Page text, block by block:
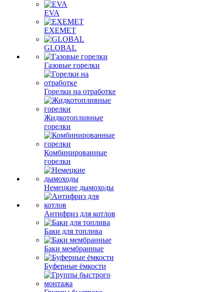
EVA
EXEMET
GLOBAL
Газовые горелки
Горелки на отработке
Жидкотопливные
горелки
Комбинированные
горелки
Немецкие дымоходы
Антифриз для котлов
Баки для топлива
Баки мембранные
Буферные ёмкости